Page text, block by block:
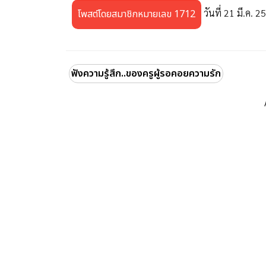
โพสต์โดยสมาชิกหมายเลข 1712 วันที่ 21 มี.ค.
ฟังความรู้สึก..ของครูผู้รอคอยความรัก